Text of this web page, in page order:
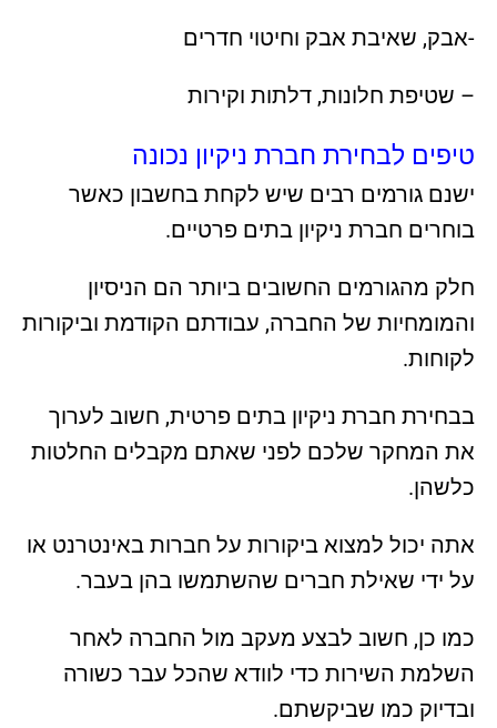
-אבק, שאיבת אבק וחיטוי חדרים
– שטיפת חלונות, דלתות וקירות
טיפים לבחירת חברת ניקיון נכונה
ישנם גורמים רבים שיש לקחת בחשבון כאשר
בוחרים חברת ניקיון בתים פרטיים.
חלק מהגורמים החשובים ביותר הם הניסיון
והמומחיות של החברה, עבודתם הקודמת וביקורות
לקוחות.
בבחירת חברת ניקיון בתים פרטית, חשוב לערוך
את המחקר שלכם לפני שאתם מקבלים החלטות
כלשהן.
אתה יכול למצוא ביקורות על חברות באינטרנט או
על ידי שאילת חברים שהשתמשו בהן בעבר.
כמו כן, חשוב לבצע מעקב מול החברה לאחר
השלמת השירות כדי לוודא שהכל עבר כשורה
ובדיוק כמו שביקשתם.